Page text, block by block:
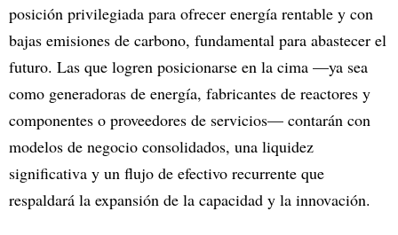
posición privilegiada para ofrecer energía rentable y con
bajas emisiones de carbono, fundamental para abastecer el
futuro. Las que logren posicionarse en la cima —ya sea
como generadoras de energía, fabricantes de reactores y
componentes o proveedores de servicios— contarán con
modelos de negocio consolidados, una liquidez
significativa y un flujo de efectivo recurrente que
respaldará la expansión de la capacidad y la innovación.